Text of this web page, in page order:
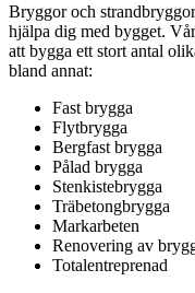
Bryggor och
hjälpa dig med bygget.
att bygga ett stort antal
bland annat:
Fast brygga
Flytbrygga
Bergfast brygga
Pålad brygga
Stenkistebrygga
Träbetongbrygga
Markarbeten
Renovering av
Totalentreprenad